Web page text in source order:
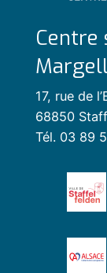
Centre
17, rue de
68850
Tél. 03 89